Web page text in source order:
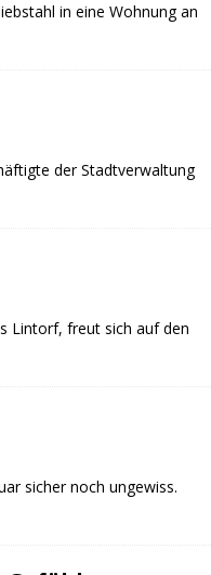
in eine Wohnung an
der Stadtverwaltung
Lintorf, freut sich auf den
sicher noch ungewiss.